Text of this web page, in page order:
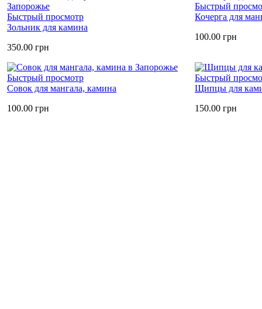
Быстрый просмотр
Зольник для камина
350.00 грн
Быстрый
Кочерга для
100.00 грн
Быстрый просмотр
Совок для мангала, камина
100.00 грн
Быстрый
Щипцы для
150.00 грн